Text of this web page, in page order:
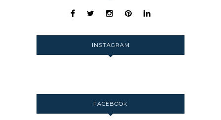
INSTAGRAM
FACEBOOK